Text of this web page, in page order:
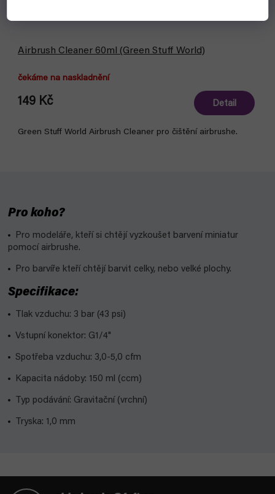
Airbrush Cleaner 60ml (Green Stuff World)
čekáme na naskladnění
149 Kč Detail
Green Stuff World Airbrush Cleaner pro čištění airbrushe.
Pro koho?
Pro modeláře, kteří si chtějí vyzkoušet barvení miniatur
pomocí airbrushe.
Pro barvíře kteří chtějí barvit celky, nebo velké plochy.
Specifikace:
Tlak vzduchu: 3 bar (43 psi)
Vstupní konektor: G1/4"
Spotřeba vzduchu: 3,0-5,0 cfm
Kapacita nádoby: 150 ml (ccm)
Typ podávání: Gravitační (vrchní)
Tryska: 1,0 mm